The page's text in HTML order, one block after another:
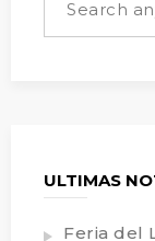
ULTIMAS
Feria del